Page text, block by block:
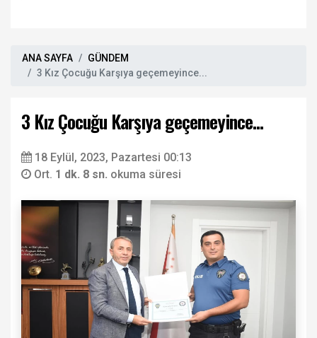
ANA SAYFA
GÜNDEM
3 Kız Çocuğu Karşıya geçemeyince...
3 Kız Çocuğu Karşıya geçemeyince...
18 Eylül, 2023, Pazartesi 00:13
Ort. 1 dk. 8 sn. okuma süresi